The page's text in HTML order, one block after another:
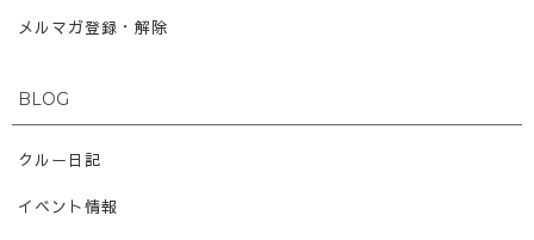
メルマガ登録・解除
BLOG
クルー日記
イベント情報